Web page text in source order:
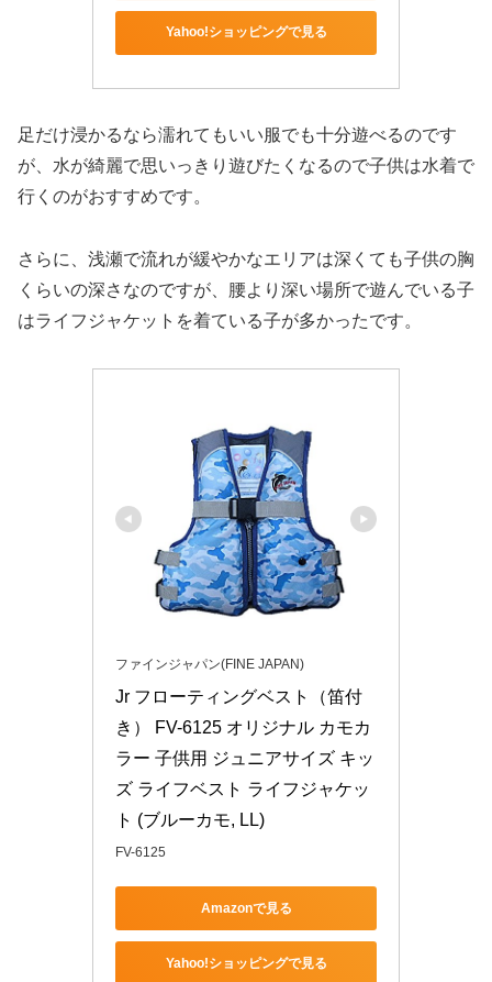
Yahoo!ショッピングで見る
足だけ浸かるなら濡れてもいい服でも十分遊べるのです
が、水が綺麗で思いっきり遊びたくなるので子供は水着で
行くのがおすすめです。
さらに、浅瀬で流れが緩やかなエリアは深くても子供の胸
くらいの深さなのですが、腰より深い場所で遊んでいる子
はライフジャケットを着ている子が多かったです。
ファインジャパン(FINE JAPAN)
Jr フローティングベスト（笛付
き） FV-6125 オリジナル カモカ
ラー 子供用 ジュニアサイズ キッ
ズ ライフベスト ライフジャケッ
ト (ブルーカモ, LL)
FV-6125
Amazonで見る
Yahoo!ショッピングで見る